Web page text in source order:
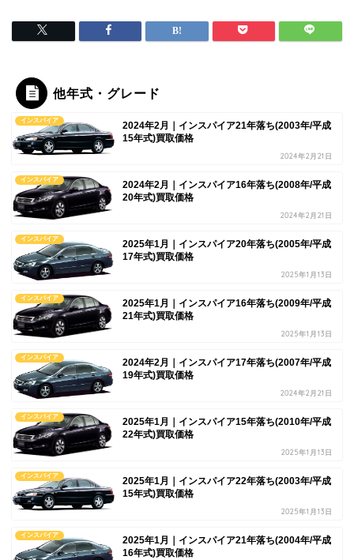
他年式・グレード
インスパイア
2024年2月｜インスパイア21年落ち(2003年/平成
15年式)買取価格
2024年2月21日
インスパイア
2024年2月｜インスパイア16年落ち(2008年/平成
20年式)買取価格
2024年2月21日
インスパイア
2025年1月｜インスパイア20年落ち(2005年/平成
17年式)買取価格
2025年1月13日
インスパイア
2025年1月｜インスパイア16年落ち(2009年/平成
21年式)買取価格
2025年1月13日
インスパイア
2024年2月｜インスパイア17年落ち(2007年/平成
19年式)買取価格
2024年2月21日
インスパイア
2025年1月｜インスパイア15年落ち(2010年/平成
22年式)買取価格
2025年1月13日
インスパイア
2025年1月｜インスパイア22年落ち(2003年/平成
15年式)買取価格
2025年1月13日
インスパイア
2025年1月｜インスパイア21年落ち(2004年/平成
16年式)買取価格